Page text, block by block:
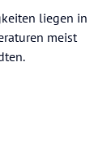
liegen in
meist